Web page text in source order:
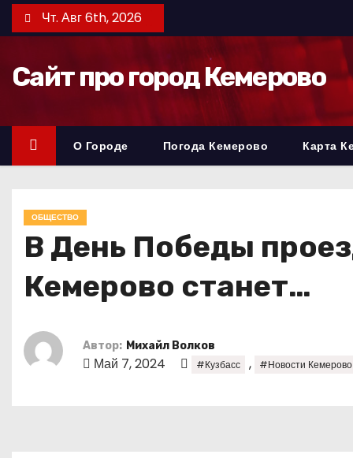
е
к
Чт. Авг 6th, 2026
Сайт про город Кемерово
О Городе Погода Кемерово Карта
ОБЩЕСТВО
В День Победы
Кемерово станет…
Автор: Михайл Волков
Май 7, 2024 #Кузбасс , #Новости Кемерово